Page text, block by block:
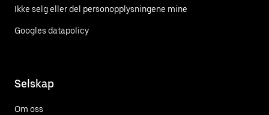
Ikke selg eller del personopplysningene mine
Googles datapolicy
Selskap
Om oss